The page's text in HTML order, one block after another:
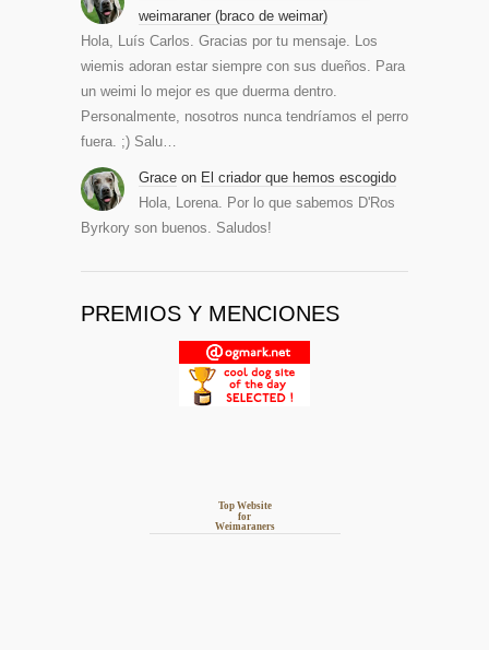
weimaraner (braco de weimar)
Hola, Luís Carlos. Gracias por tu mensaje. Los
wiemis adoran estar siempre con sus dueños. Para
un weimi lo mejor es que duerma dentro.
Personalmente, nosotros nunca tendríamos el perro
fuera. ;) Salu…
Grace on El criador que hemos escogido
Hola, Lorena. Por lo que sabemos D'Ros
Byrkory son buenos. Saludos!
PREMIOS Y MENCIONES
Top Website
for
Weimaraners